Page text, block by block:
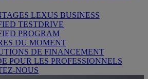
LEXUS BUSINESS
TESTDRIVE
PROGRAM
DU MOMENT
DE FINANCEMENT
POUR LES PROFESSIONNELS
NOUS